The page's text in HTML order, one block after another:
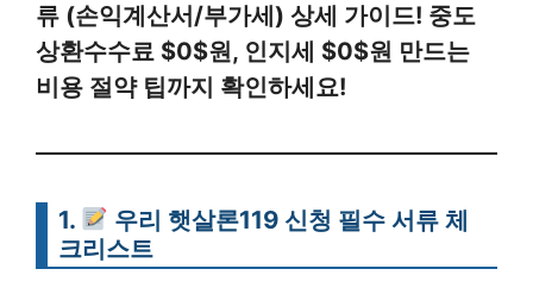
류 (손익계산서/부가세) 상세 가이드! 중도
상환수수료 $0$원, 인지세 $0$원 만드는
비용 절약 팁까지 확인하세요!
1.
우리 햇살론119 신청 필수 서류 체
크리스트